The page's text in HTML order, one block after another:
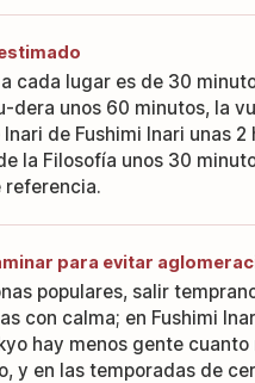
cada lugar es de 30
dera unos 60 minutos, la
de Fushimi Inari unas 2
la Filosofía unos 30
referencia.
para evitar
populares, salir
con calma; en Fushimi
hay menos gente cuanto
y en las temporadas de